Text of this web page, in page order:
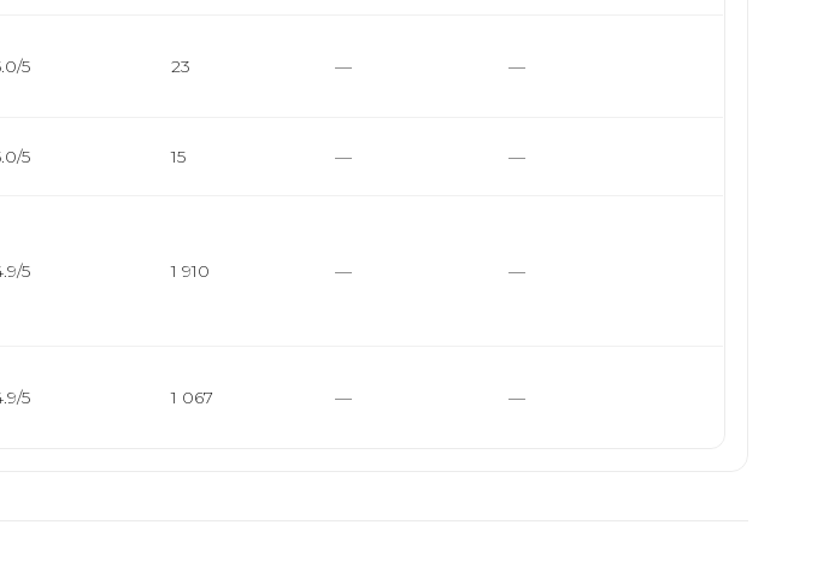
5 23 — —
5 15 — —
5 1 910 — —
5 1 067 — —